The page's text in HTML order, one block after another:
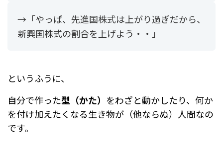
→「やっぱ、先進国株式は上がり過ぎだから、
新興国株式の割合を上げよう・・」
というふうに、
自分で作った型（かた） をわざと動かしたり、何か
を付け加えたくなる生き物が（他ならぬ）人間なの
です。